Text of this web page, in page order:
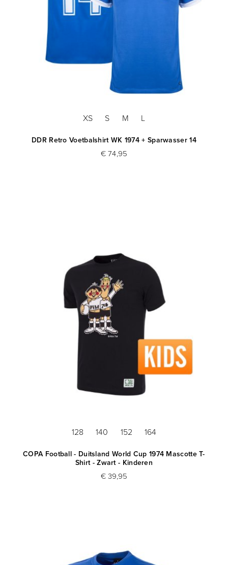
XS S M L
DDR Retro Voetbalshirt WK 1974 + Sparwasser 14
€ 74,95
128 140 152 164
COPA Football - Duitsland World Cup 1974 Mascotte T-
Shirt - Zwart - Kinderen
€ 39,95